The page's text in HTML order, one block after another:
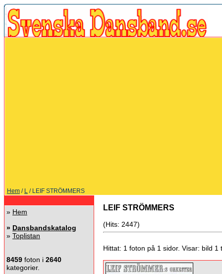
Hem / L / LEIF STRÖMMERS
» Hem
» Dansbandskatalog
» Toplistan
8459 foton i 2640
kategorier.
LEIF STRÖMMERS
(Hits: 2447)
Hittat: 1 foton på 1 sidor. Visar: bild 1